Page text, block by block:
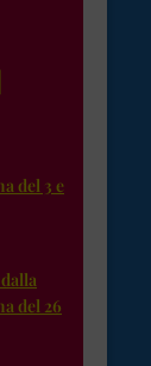
del 3 e
del 26